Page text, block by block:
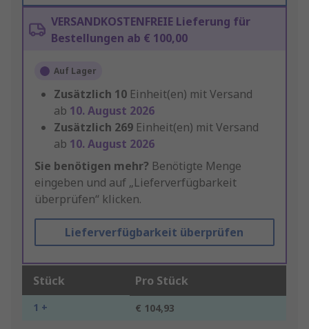
VERSANDKOSTENFREIE Lieferung für
Bestellungen ab € 100,00
Auf Lager
Zusätzlich 10 Einheit(en) mit Versand
ab 10. August 2026
Zusätzlich 269 Einheit(en) mit Versand
ab 10. August 2026
Sie benötigen mehr? Benötigte Menge
eingeben und auf „Lieferverfügbarkeit
überprüfen“ klicken.
Lieferverfügbarkeit überprüfen
Stück Pro Stück
1 + € 104,93